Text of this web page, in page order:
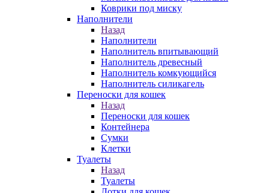
Коврики под миску
Наполнители
Назад
Наполнители
Наполнитель впитывающий
Наполнитель древесный
Наполнитель комкующийся
Наполнитель силикагель
Переноски для кошек
Назад
Переноски для кошек
Контейнера
Сумки
Клетки
Туалеты
Назад
Туалеты